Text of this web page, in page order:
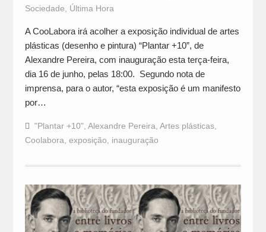
Sociedade, Última Hora
A CooLabora irá acolher a exposição individual de artes
plásticas (desenho e pintura) “Plantar +10”, de
Alexandre Pereira, com inauguração esta terça-feira,
dia 16 de junho, pelas 18:00. Segundo nota de
imprensa, para o autor, “esta exposição é um manifesto
por…
"Plantar +10", Alexandre Pereira, Artes plásticas,
Coolabora, exposição, inauguração